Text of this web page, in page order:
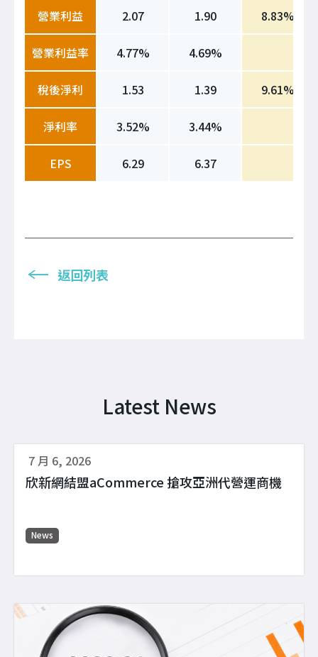
營業利益 2.07 1.90 8.83%
營業利益率 4.77% 4.69%
稅後淨利 1.53 1.39 9.61%
淨利率 3.52% 3.44%
EPS 6.29 6.37
返回列表
Latest News
News
欣新網結盟aCommerce 搶攻亞洲代營運商機
7 月 6, 2026